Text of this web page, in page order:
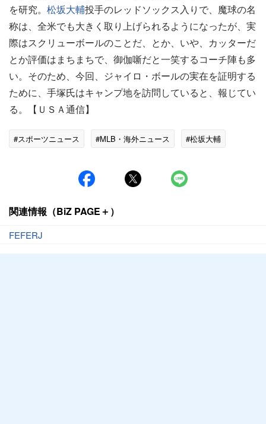
を研究。 松坂大輔投手のレッドソックス入りで、魔球の名
称は、全米でも大きく取り上げられるようになったが、実
際はスクリューボールのことだ、とか、いや、カッターだ
とか評価はまちまちで、御伽噺だと一笑するコーチ陣も多
い。そのため、今回、ジャイロ・ボールの実在を証明する
ために、手塚氏はキャンプ地を訪問していると、報じてい
る。【ＵＳＡ通信】
#スポーツニュース #MLB・海外ニュース #松坂大輔
関連情報（BiZ PAGE＋）
FEFERJ